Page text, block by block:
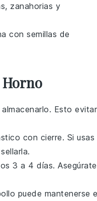
, zanahorias y
con semillas de
Esto
con cierre. Si usas
3 a 4 días. Asegúrate
puede mantenerse